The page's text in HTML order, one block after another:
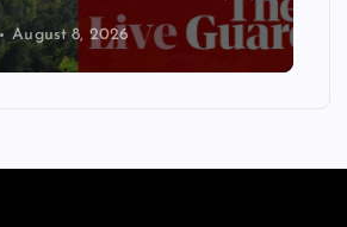
August 8, 2026